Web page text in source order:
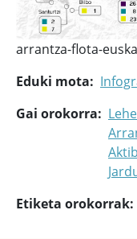
arrantza-flota-
Eduki mota
Gai orokorra
Etiketa orokorrak